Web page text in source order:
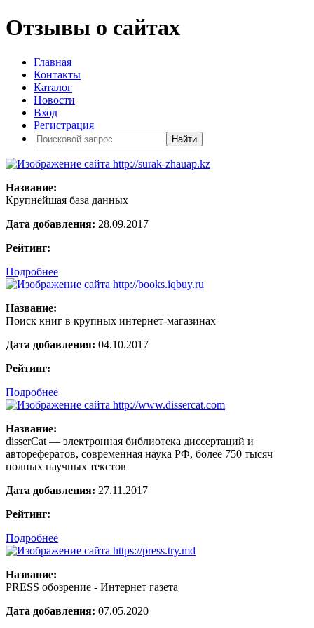
Отзывы о сайтах
Главная
Контакты
Каталог
Новости
Вход
Регистрация
Название:
Крупнейшая база данных
Дата добавления: 28.09.2017
Рейтинг:
Подробнее
Название:
Поиск книг в крупных интернет-магазинах
Дата добавления: 04.10.2017
Рейтинг:
Подробнее
Название:
disserCat — электронная библиотека диссертаций и
авторефератов, современная наука РФ, более 750 тысяч
полных научных текстов
Дата добавления: 27.11.2017
Рейтинг:
Подробнее
Название:
PRESS обозрение - Интернет газета
Дата добавления: 07.05.2020